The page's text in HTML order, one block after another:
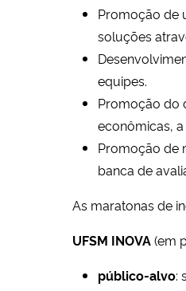
Promoção de
soluções
equipes.
Promoção do
econômicas,
Promoção de
banca de
As maratonas de
UFSM INOVA(em
público-alvo: